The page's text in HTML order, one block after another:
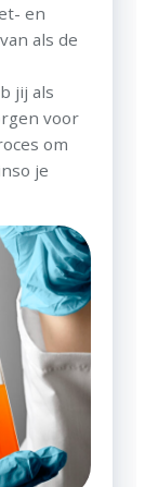
en
als de
jij als
voor
om
je